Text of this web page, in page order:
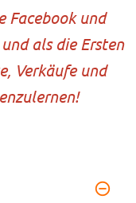
Facebook und
als die Ersten
Verkäufe und